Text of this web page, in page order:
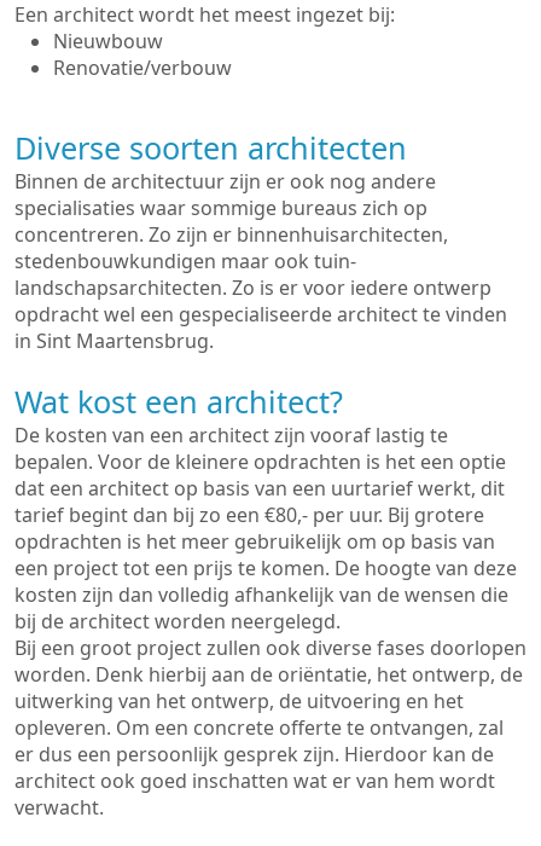
Een architect wordt het meest ingezet bij:
Nieuwbouw
Renovatie/verbouw
Diverse soorten architecten
Binnen de architectuur zijn er ook nog andere
specialisaties waar sommige bureaus zich op
concentreren. Zo zijn er binnenhuisarchitecten,
stedenbouwkundigen maar ook tuin-
landschapsarchitecten. Zo is er voor iedere ontwerp
opdracht wel een gespecialiseerde architect te vinden
in Sint Maartensbrug.
Wat kost een architect?
De kosten van een architect zijn vooraf lastig te
bepalen. Voor de kleinere opdrachten is het een optie
dat een architect op basis van een uurtarief werkt, dit
tarief begint dan bij zo een €80,- per uur. Bij grotere
opdrachten is het meer gebruikelijk om op basis van
een project tot een prijs te komen. De hoogte van deze
kosten zijn dan volledig afhankelijk van de wensen die
bij de architect worden neergelegd.
Bij een groot project zullen ook diverse fases doorlopen
worden. Denk hierbij aan de oriëntatie, het ontwerp, de
uitwerking van het ontwerp, de uitvoering en het
opleveren. Om een concrete offerte te ontvangen, zal
er dus een persoonlijk gesprek zijn. Hierdoor kan de
architect ook goed inschatten wat er van hem wordt
verwacht.